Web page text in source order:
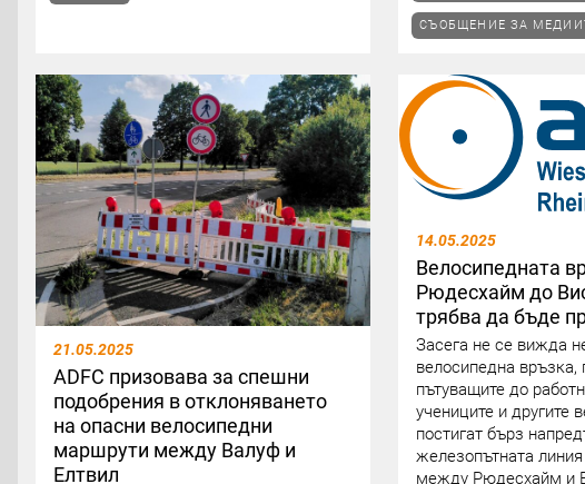
СЪОБЩЕНИЕ ЗА
21.05.2025
ADFC призовава за спешни
подобрения в отклоняването
на опасни велосипедни
маршрути между Валуф и
Елтвил
14.05.2025
Велосипедната
Рюдесхайм до
трябва да бъде
Засега не се вижда
велосипедна връзка,
пътуващите до
учениците и другите
постигат бърз
железопътната
между Рюдесхайм и